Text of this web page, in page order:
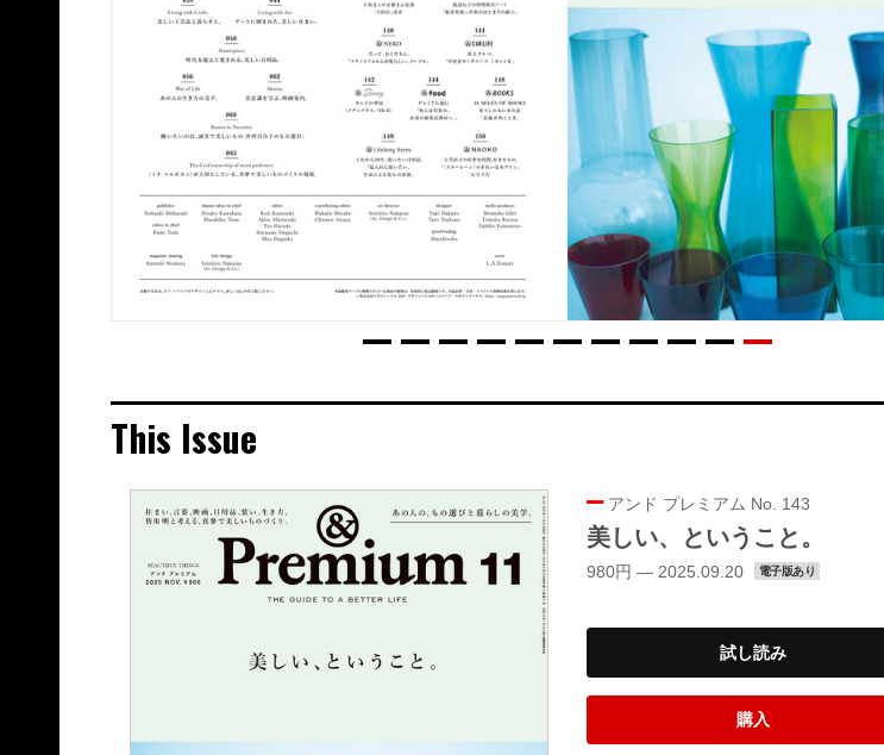
This Issue
アンド プレミアム No. 143
美しい、ということ。
980円 — 2025.09.20 電子版あり
試し読み
購入